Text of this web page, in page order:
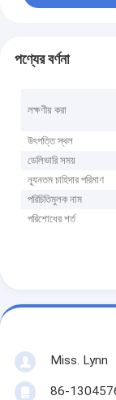
পণ্যের বর্ণনা
লক্ষণীয় করা
উৎপত্তি স্থল
ডেলিভারি সময়
ন্যূনতম চাহিদার পরিমাণ
পরিচিতিমুলক নাম
পরিশোধের শর্ত
Miss. Lynn
86-